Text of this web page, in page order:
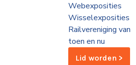
Webexposities
Wisselexposities
Railvereniging van
toen en nu
Lid worden >